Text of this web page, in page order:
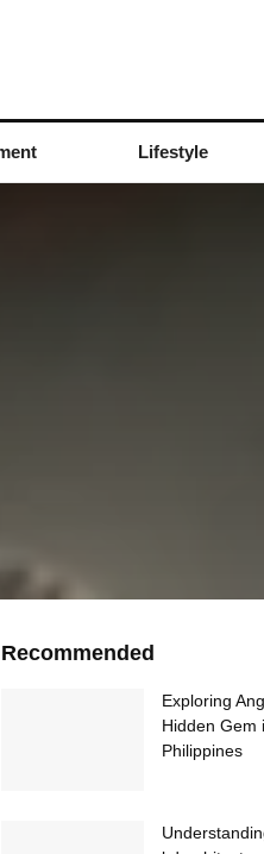
Lifestyle
Recommended
Exploring
Hidden Gem
Philippines